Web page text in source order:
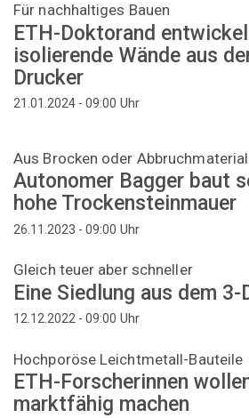
Für nachhaltiges Bauen
ETH-Doktorand
isolierende Wände aus
Drucker
21.01.2024 - 09:00 Uhr
Aus Brocken oder Abbruchmaterial
Autonomer Bagger baut
hohe Trockensteinmauer
26.11.2023 - 09:00 Uhr
Gleich teuer aber schneller
Eine Siedlung aus dem 3-
12.12.2022 - 09:00 Uhr
Hochporöse Leichtmetall-​Bauteile
ETH-Forscherinnen
marktfähig machen